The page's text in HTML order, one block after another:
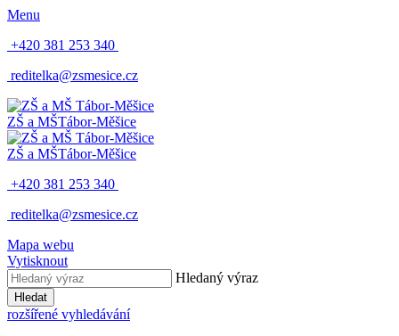
Menu
+420 381 253 340
reditelka@zsmesice.cz
ZŠ a MŠTábor-Měšice
ZŠ a MŠTábor-Měšice
+420 381 253 340
reditelka@zsmesice.cz
Mapa webu
Vytisknout
Hledaný výraz
Hledat
rozšířené vyhledávání